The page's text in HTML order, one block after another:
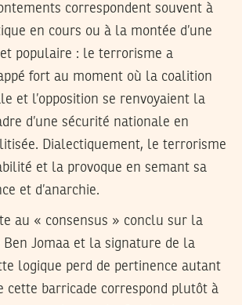
correspondent souvent à
en cours ou à la montée d’une
populaire : le terrorisme a
fort au moment où la coalition
et l’opposition se renvoyaient la
d’une sécurité nationale en
Dialectiquement, le terrorisme
et la provoque en semant sa
et d’anarchie.
au « consensus » conclu sur la
Jomaa et la signature de la
logique perd de pertinence autant
cette barricade correspond plutôt à